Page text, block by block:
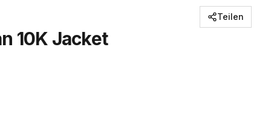
10K Jacket
Teilen